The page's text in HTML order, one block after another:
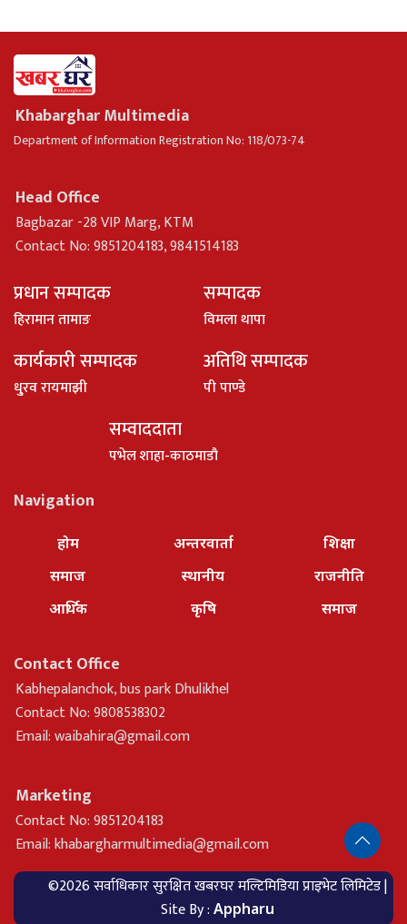
Khabarghar Multimedia
Department of Information Registration No: 118/073-74
Head Office
Bagbazar -28 VIP Marg, KTM
Contact No: 9851204183, 9841514183
प्रधान सम्पादक
हिरामान तामाङ
सम्पादक
विमला थापा
कार्यकारी सम्पादक
धु्रव रायमाझी
अतिथि सम्पादक
पी पाण्डे
सम्वाददाता
पभेल शाहा-काठमाडौ
Navigation
होम
समाज
आर्थिक
अन्तरवार्ता
स्थानीय
कृषि
शिक्षा
राजनीति
समाज
Contact Office
Kabhepalanchok, bus park Dhulikhel
Contact No: 9808538302
Email:waibahira@gmail.com
Marketing
Contact No: 9851204183
Email:khabargharmultimedia@gmail.com
©2026 सर्वाधिकार सुरक्षित खबरघर मल्टिमिडिया प्राइभेट लिमिटेड |
Site By : Appharu